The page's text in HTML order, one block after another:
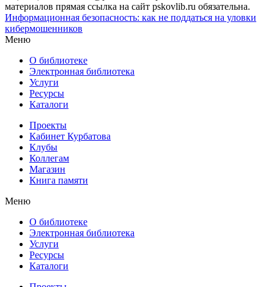
материалов прямая ссылка на сайт pskovlib.ru обязательна.
Информационная безопасность: как не поддаться на уловки
кибермошенников
Меню
О библиотеке
Электронная библиотека
Услуги
Ресурсы
Каталоги
Проекты
Кабинет Курбатова
Клубы
Коллегам
Магазин
Книга памяти
Меню
О библиотеке
Электронная библиотека
Услуги
Ресурсы
Каталоги